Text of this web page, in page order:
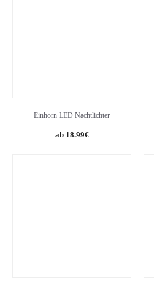
Einhorn LED Nachtlichter
18.99€